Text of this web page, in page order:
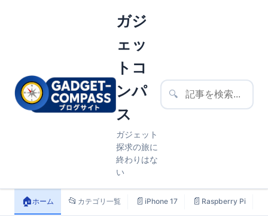
ガジ
ェッ
トコ
ンパ
ス
ガジェット
探求の旅に
終わりはな
い
🔍
🏠ホーム 📂 カテゴリ一覧 📄 iPhone 17 📄 Raspberry Pi